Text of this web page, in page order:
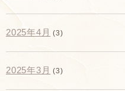
2025年4月 (3)
2025年3月 (3)